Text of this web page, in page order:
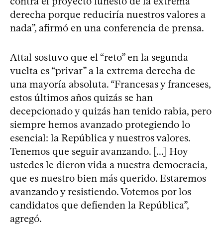
derecha porque reduciría nuestros valores a
nada”, afirmó en una conferencia de prensa.
Attal sostuvo que el “reto” en la segunda
vuelta es “privar” a la extrema derecha de
una mayoría absoluta. “Francesas y franceses,
estos últimos años quizás se han
decepcionado y quizás han tenido rabia, pero
siempre hemos avanzado protegiendo lo
esencial: la República y nuestros valores.
Tenemos que seguir avanzando. [...] Hoy
ustedes le dieron vida a nuestra democracia,
que es nuestro bien más querido. Estaremos
avanzando y resistiendo. Votemos por los
candidatos que defienden la República”,
agregó.